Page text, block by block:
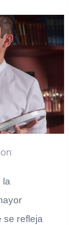
la
se refleja